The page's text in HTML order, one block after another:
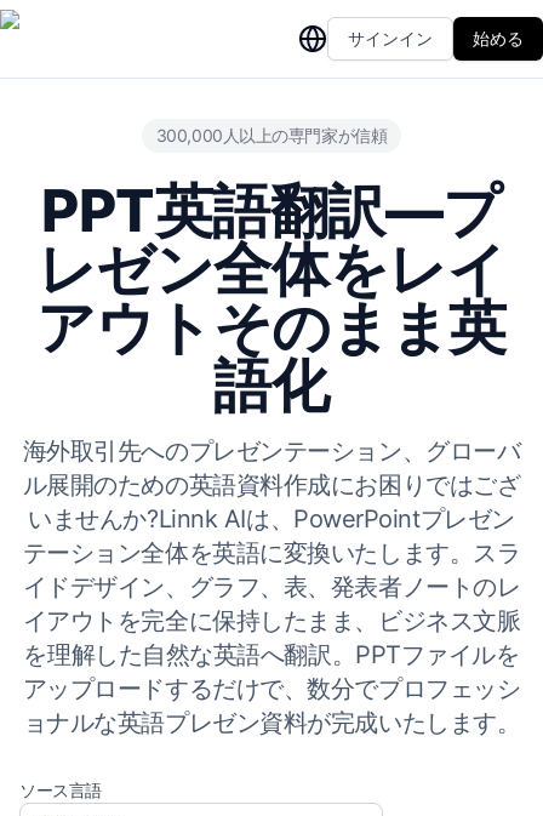
サインイン 始める
300,000人以上の専門家が信頼
PPT英語翻訳—プ
レゼン全体をレイ
アウトそのまま英
語化
海外取引先へのプレゼンテーション、グローバ
ル展開のための英語資料作成にお困りではござ
いませんか?Linnk AIは、PowerPointプレゼン
テーション全体を英語に変換いたします。スラ
イドデザイン、グラフ、表、発表者ノートのレ
イアウトを完全に保持したまま、ビジネス文脈
を理解した自然な英語へ翻訳。PPTファイルを
アップロードするだけで、数分でプロフェッシ
ョナルな英語プレゼン資料が完成いたします。
ソース言語